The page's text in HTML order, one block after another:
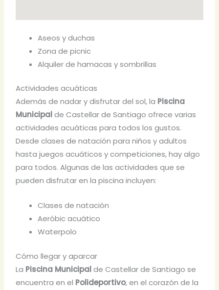
Aseos y duchas
Zona de picnic
Alquiler de hamacas y sombrillas
Actividades acuáticas
Además de nadar y disfrutar del sol, la Piscina
Municipalde Castellar de Santiago ofrece varias
actividades acuáticas para todos los gustos.
Desde clases de natación para niños y adultos
hasta juegos acuáticos y competiciones, hay algo
para todos. Algunas de las actividades que se
pueden disfrutar en la piscina incluyen:
Clases de natación
Aeróbic acuático
Waterpolo
Cómo llegar y aparcar
La Piscina Municipalde Castellar de Santiago se
encuentra en el Polideportivo, en el corazón de la